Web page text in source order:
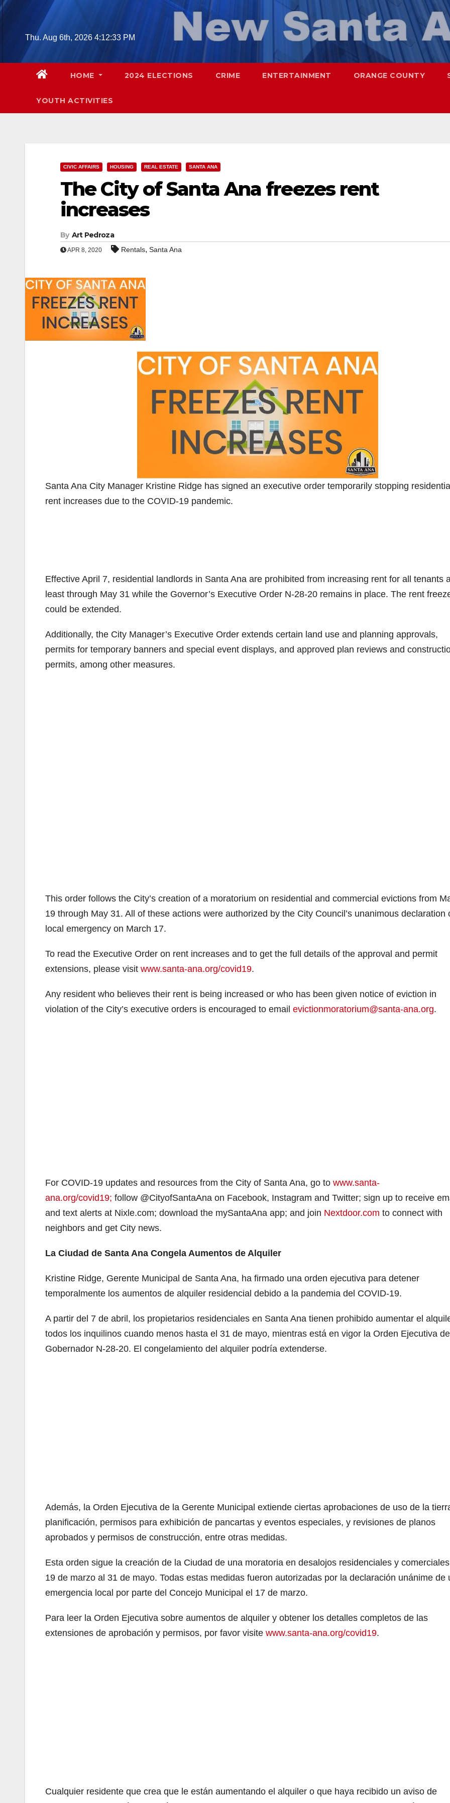
Skip
contentThu. Aug 6th, 2026 4:12:34 PM
HOME 2024 ELECTIONS CRIME ENTERTAINMENT ORANGE COUNTY
YOUTH ACTIVITIES
CIVIC AFFAIRS HOUSING REAL ESTATE SANTA ANA
The City of Santa Ana freezes rent
increases
By Art Pedroza
APR 8, 2020 Rentals, Santa Ana
Santa Ana City Manager Kristine Ridge has signed an executive order temporarily stopping residential
rent increases due to the COVID-19 pandemic.
Effective April 7, residential landlords in Santa Ana are prohibited from increasing rent for all tenants
least through May 31 while the Governor’s Executive Order N-28-20 remains in place. The rent
could be extended.
Additionally, the City Manager’s Executive Order extends certain land use and planning approvals,
permits for temporary banners and special event displays, and approved plan reviews and
permits, among other measures.
This order follows the City’s creation of a moratorium on residential and commercial evictions from
19 through May 31. All of these actions were authorized by the City Council’s unanimous declaration
local emergency on March 17.
To read the Executive Order on rent increases and to get the full details of the approval and permit
extensions, please visit www.santa-ana.org/covid19.
Any resident who believes their rent is being increased or who has been given notice of eviction in
violation of the City’s executive orders is encouraged to email evictionmoratorium@santa-ana.org.
For COVID-19 updates and resources from the City of Santa Ana, go to www.santa-
ana.org/covid19; follow @CityofSantaAna on Facebook, Instagram and Twitter; sign up to receive
and text alerts at Nixle.com; download the mySantaAna app; and join Nextdoor.com to connect with
neighbors and get City news.
La Ciudad de Santa Ana Congela Aumentos de Alquiler
Kristine Ridge, Gerente Municipal de Santa Ana, ha firmado una orden ejecutiva para detener
temporalmente los aumentos de alquiler residencial debido a la pandemia del COVID-19.
A partir del 7 de abril, los propietarios residenciales en Santa Ana tienen prohibido aumentar el
todos los inquilinos cuando menos hasta el 31 de mayo, mientras está en vigor la Orden Ejecutiva del
Gobernador N-28-20. El congelamiento del alquiler podría extenderse.
Además, la Orden Ejecutiva de la Gerente Municipal extiende ciertas aprobaciones de uso de la
planificación, permisos para exhibición de pancartas y eventos especiales, y revisiones de planos
aprobados y permisos de construcción, entre otras medidas.
Esta orden sigue la creación de la Ciudad de una moratoria en desalojos residenciales y comerciales
19 de marzo al 31 de mayo. Todas estas medidas fueron autorizadas por la declaración unánime de
emergencia local por parte del Concejo Municipal el 17 de marzo.
Para leer la Orden Ejecutiva sobre aumentos de alquiler y obtener los detalles completos de las
extensiones de aprobación y permisos, por favor visite www.santa-ana.org/covid19.
Cualquier residente que crea que le están aumentando el alquiler o que haya recibido un aviso de